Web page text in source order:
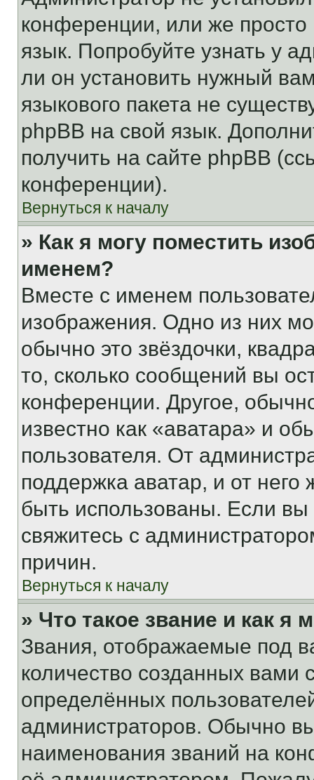
конференции, или же
язык. Попробуйте узнать у
ли он установить нужный
языкового пакета не
phpBB на свой язык.
получить на сайте phpBB
конференции).
Вернуться к началу
» Как я могу поместить
именем?
Вместе с именем
изображения. Одно из них
обычно это звёздочки,
то, сколько сообщений вы
конференции. Другое,
известно как «аватара» и
пользователя. От
поддержка аватар, и от него
быть использованы. Если
свяжитесь с
причин.
Вернуться к началу
» Что такое звание и как я
Звания, отображаемые под
количество созданных
определённых
администраторов. Обычно
наименования званий на